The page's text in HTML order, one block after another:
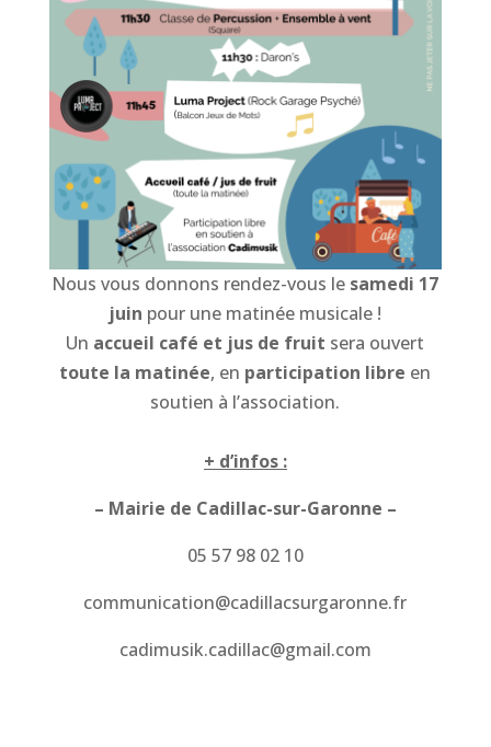
Nous vous donnons rendez-vous le samedi 17
juin pour une matinée musicale !
Un accueil café et jus de fruit sera ouvert
toute la matinée, en participation libre en
soutien à l’association.
+ d’infos :
– Mairie de Cadillac-sur-Garonne –
05 57 98 02 10
communication@cadillacsurgaronne.fr
cadimusik.cadillac@gmail.com